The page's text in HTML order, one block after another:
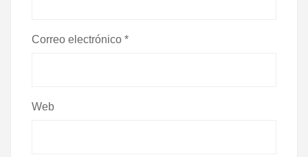
Correo electrónico *
Web